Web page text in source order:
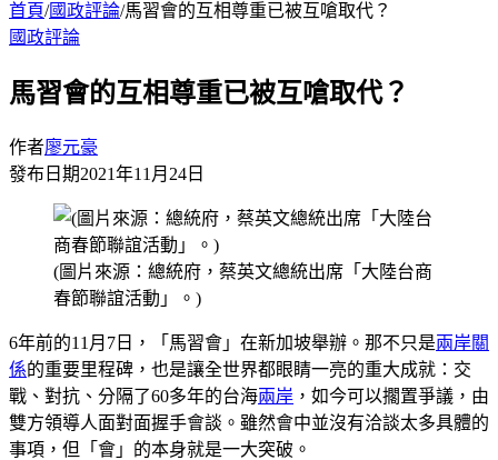
首頁/國政評論/馬習會的互相尊重已被互嗆取代？
國政評論
馬習會的互相尊重已被互嗆取代？
作者廖元豪
發布日期2021年11月24日
(圖片來源：總統府，蔡英文總統出席「大陸台商
春節聯誼活動」。)
6年前的11月7日，「馬習會」在新加坡舉辦。那不只是兩岸關
係的重要里程碑，也是讓全世界都眼睛一亮的重大成就：交
戰、對抗、分隔了60多年的台海兩岸 ，如今可以擱置爭議，由
雙方領導人面對面握手會談。雖然會中並沒有洽談太多具體的
事項，但「會」的本身就是一大突破。